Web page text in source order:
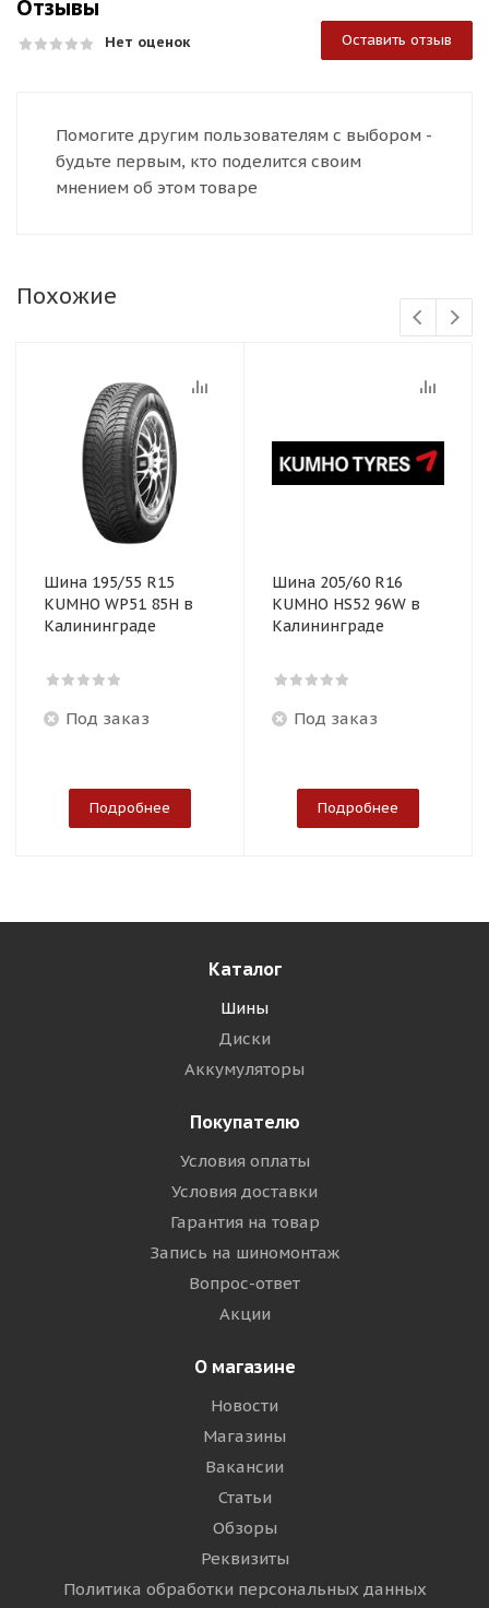
Отзывы
Нет оценок Оставить отзыв
Помогите другим пользователям с выбором -
будьте первым, кто поделится своим
мнением об этом товаре
Похожие
Шина 195/55 R15
KUMHO WP51 85H в
Калининграде
Под заказ
Подробнее
Шина 205/60 R16
KUMHO HS52 96W в
Калининграде
Под заказ
Подробнее
Каталог
Шины
Диски
Аккумуляторы
Покупателю
Условия оплаты
Условия доставки
Гарантия на товар
Запись на шиномонтаж
Вопрос-ответ
Акции
О магазине
Новости
Магазины
Вакансии
Статьи
Обзоры
Реквизиты
Политика обработки персональных данных